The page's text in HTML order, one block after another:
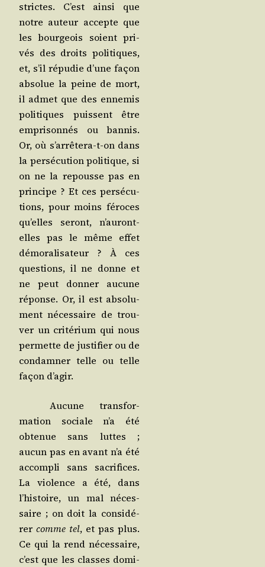
strictes. C’est ain­si que
notre auteur accepte que
les bour­geois soient pri­
vés des droits poli­tiques,
et, s’il répu­die d’une façon
abso­lue la peine de mort,
il admet que des enne­mis
poli­tiques puissent être
empri­son­nés ou ban­nis.
Or, où s’ar­rê­te­ra-t-on dans
la per­sé­cu­tion poli­tique, si
on ne la repousse pas en
prin­cipe ? Et ces per­sé­cu­
tions, pour moins féroces
qu’elles seront, n’au­ront-
elles pas le même effet
démo­ra­li­sa­teur ? À ces
ques­tions, il ne donne et
ne peut don­ner aucune
réponse. Or, il est abso­lu­
ment néces­saire de trou­
ver un cri­té­rium qui nous
per­mette de jus­ti­fier ou de
condam­ner telle ou telle
façon d’agir.
Aucune trans­for­
ma­tion sociale n’a été
obte­nue sans luttes ;
aucun pas en avant n’a été
accom­pli sans sacri­fices.
La vio­lence a été, dans
l’his­toire, un mal néces­
saire ; on doit la consi­dé­
rer comme tel, et pas plus.
Ce qui la rend néces­saire,
c’est que les classes domi­